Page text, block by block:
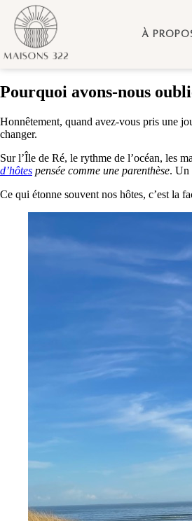
À
Pourquoi avons-nous
Honnêtement, quand avez-vous pris une
changer.
Sur l’Île de Ré, le rythme de l’océan, les
d’hôtes pensée comme une parenthèse. Un
Ce qui étonne souvent nos hôtes, c’est la